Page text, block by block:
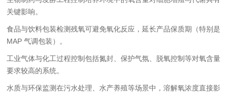
关键影响。
食品与饮料包装检测残氧可避免氧化反应，延长产品保质期（特别是
MAP 气调包装）。
工业气体与化工过程控制包括氮封、保护气氛、脱氧控制等对氧含量
要求较高的系统。
水质与环保监测在污水处理、水产养殖等场景中，溶解氧浓度直接影